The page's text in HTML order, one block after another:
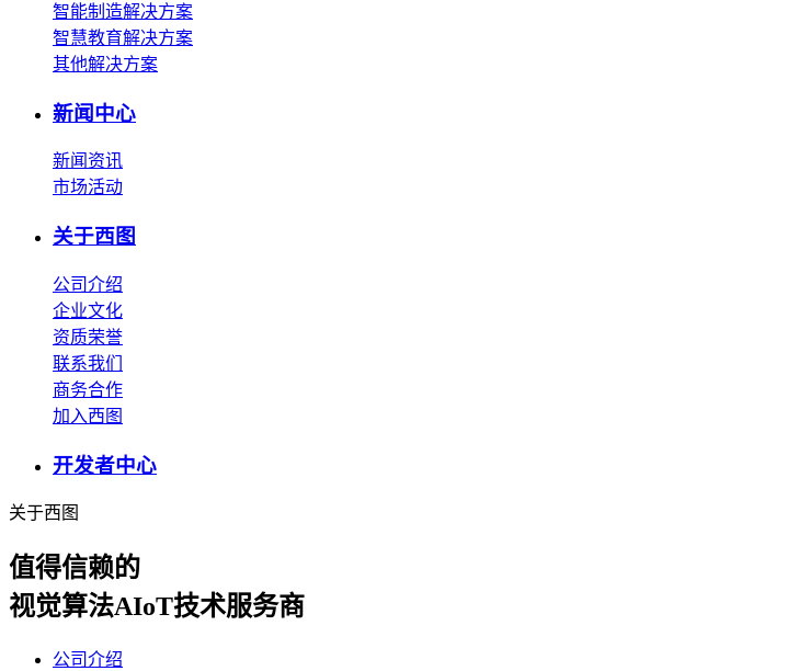
智能制造解决方案
智慧教育解决方案
其他解决方案
新闻中心
新闻资讯
市场活动
关于西图
公司介绍
企业文化
资质荣誉
联系我们
商务合作
加入西图
开发者中心
关于西图
值得信赖的
视觉算法AIoT技术服务商
公司介绍